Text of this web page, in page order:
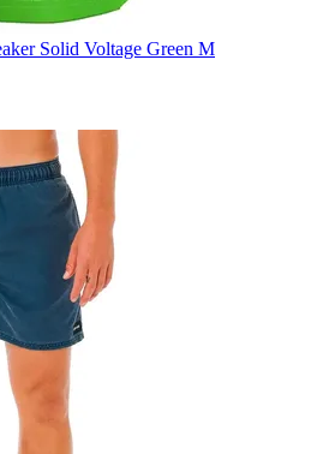
Solid Voltage Green M